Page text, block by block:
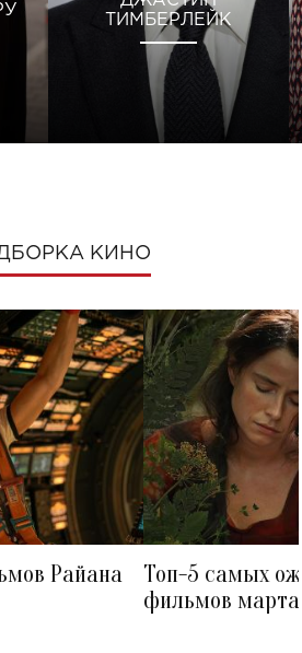
ТИМБЕРЛЕЙК
КИНО
Райана
Топ-5 самых
фильмов